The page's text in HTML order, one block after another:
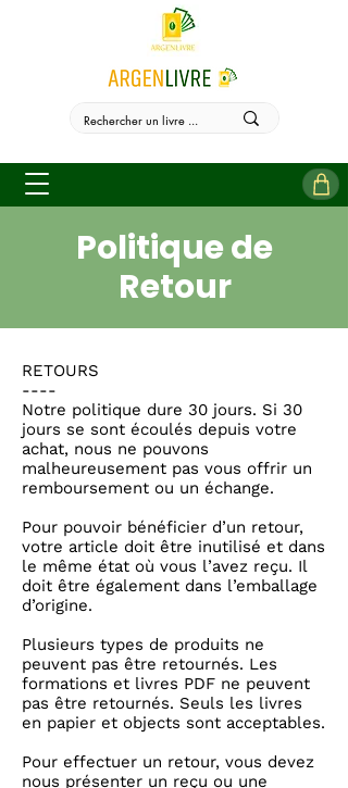
Politique de
Retour
RETOURS
----
Notre politique dure 30 jours. Si 30
jours se sont écoulés depuis votre
achat, nous ne pouvons
malheureusement pas vous offrir un
remboursement ou un échange.
Pour pouvoir bénéficier d’un retour,
votre article doit être inutilisé et dans
le même état où vous l’avez reçu. Il
doit être également dans l’emballage
d’origine.
Plusieurs types de produits ne
peuvent pas être retournés. Les
formations et livres PDF ne peuvent
pas être retournés. Seuls les livres
en papier et objects sont acceptables.
Pour effectuer un retour, vous devez
nous présenter un reçu ou une